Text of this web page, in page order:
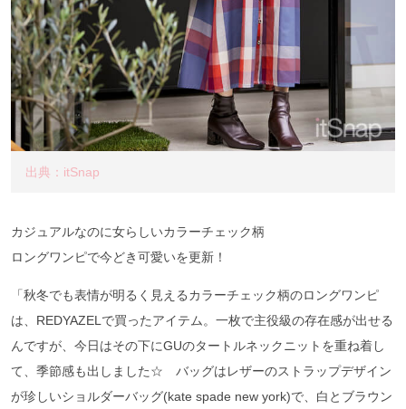
出典：itSnap
カジュアルなのに女らしいカラーチェック柄
ロングワンピで今どき可愛いを更新！
「秋冬でも表情が明るく見えるカラーチェック柄のロングワンピ
は、REDYAZELで買ったアイテム。一枚で主役級の存在感が出せる
んですが、今日はその下にGUのタートルネックニットを重ね着し
て、季節感も出しました☆ バッグはレザーのストラップデザイン
が珍しいショルダーバッグ(kate spade new york)で、白とブラウン